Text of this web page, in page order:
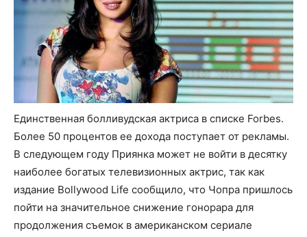
Единственная болливудская актриса в списке Forbes.
Более 50 процентов ее дохода поступает от рекламы.
В следующем году Приянка может не войти в десятку
наиболее богатых телевизионных актрис, так как
издание Bollywood Life сообщило, что Чопра пришлось
пойти на значительное снижение гонорара для
продолжения съемок в американском сериале